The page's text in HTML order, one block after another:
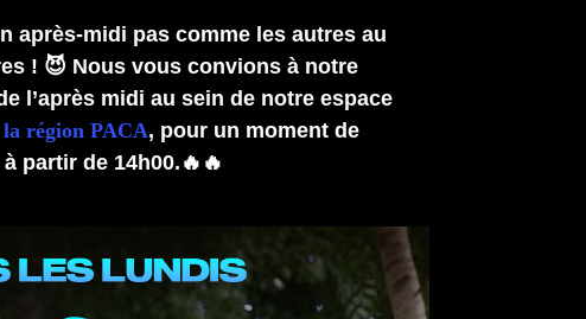
après-midi pas comme les autres au
! 😈 Nous vous convions à notre
l’après midi au sein de notre espace
région PACA, pour un moment de
partir de 14h00.🔥🔥